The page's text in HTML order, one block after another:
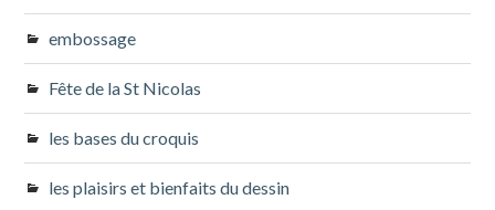
embossage
Fête de la St Nicolas
les bases du croquis
les plaisirs et bienfaits du dessin